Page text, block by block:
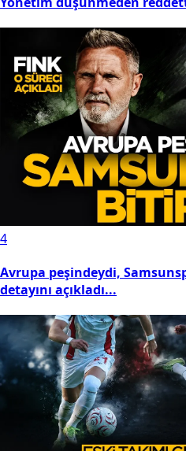
4
Avrupa peşindeydi,
detayını açıkladı...